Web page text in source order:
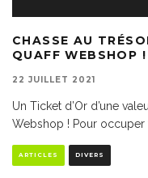
CHASSE AU
QUAFF WEBSHOP !
22 JUILLET 2021
Un Ticket d’Or d’une
Webshop ! Pour occuper
ARTICLES DIVERS